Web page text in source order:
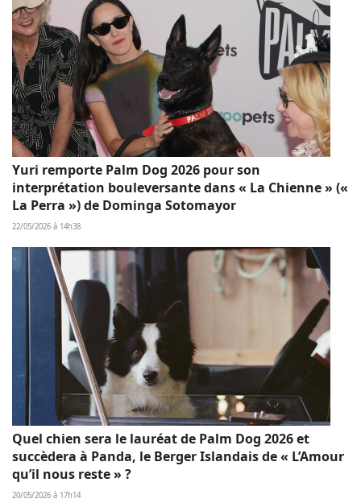
Yuri remporte Palm Dog 2026 pour son
interprétation bouleversante dans « La Chienne » («
La Perra ») de Dominga Sotomayor
22/05/2026 à 14h38
Quel chien sera le lauréat de Palm Dog 2026 et
succèdera à Panda, le Berger Islandais de « L’Amour
qu’il nous reste » ?
20/05/2026 à 17h14